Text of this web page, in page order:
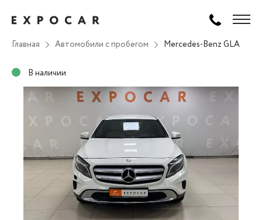
Главная Автомобили с пробегом Mercedes-Benz GLA
В наличии